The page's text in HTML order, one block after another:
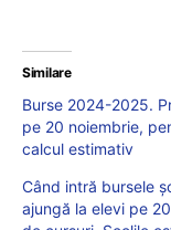
Similare
Burse 2024-2025.
pe 20 noiembrie,
calcul estimativ
Când intră bursele
ajungă la elevi pe